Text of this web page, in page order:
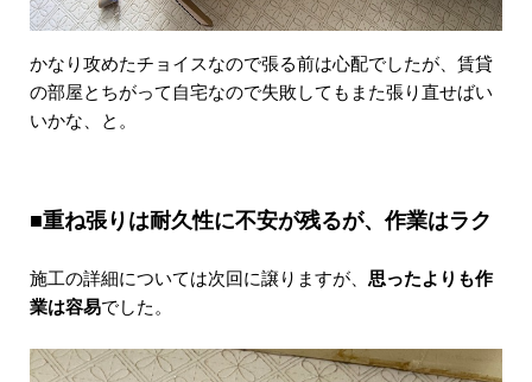
かなり攻めたチョイスなので張る前は心配でしたが、賃貸
の部屋とちがって自宅なので失敗してもまた張り直せばい
いかな、と。
■重ね張りは耐久性に不安が残るが、作業はラク
施工の詳細については次回に譲りますが、 思ったよりも作
業は容易でした。